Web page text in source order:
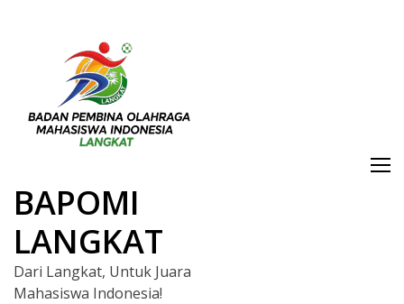
BAPOMI
LANGKAT
Dari Langkat, Untuk Juara
Mahasiswa Indonesia!